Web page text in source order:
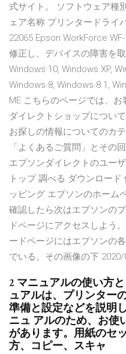
式サイト。 ソフトウェア種
ェア名称 プリンタードライ
22065 Epson WorkForce
修正し、デバイスの障害を
Windows 10, Windows XP,
Windows 8, Windows 8.1,
ME こちらのページでは、
ダイレクトショップについ
お探しの情報についてのカ
「よくあるご質問」とその
エプソンダイレクトのユー
トップ 調べる ダウンロー
ッピング エプソンのホーム
確認したら次はエプソンの
ドページにアクセスしよう
ードページにはエプソンの
でいる。その画像の下
2 マニュアルの使い方
ュアルは、プリンター
準備と設定などを説明
ニュ アルのため、お使
があります。用紙のセ
方、コピー、スキャ